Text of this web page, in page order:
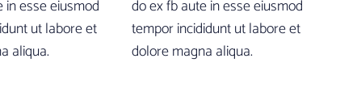
esse eiusmod
ut labore et
aliqua.
do ex fb aute in esse eiusmod
tempor incididunt ut labore et
dolore magna aliqua.